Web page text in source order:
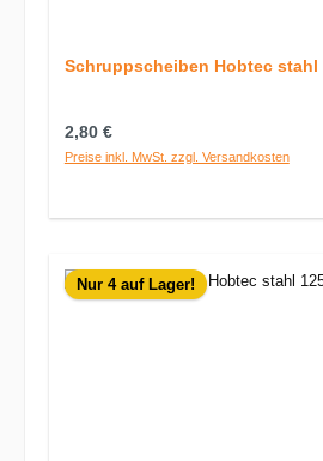
Regulärer Preis:
2,80 €
Preise inkl. MwSt. zzgl. Versandkosten
Nur 4 auf Lager!